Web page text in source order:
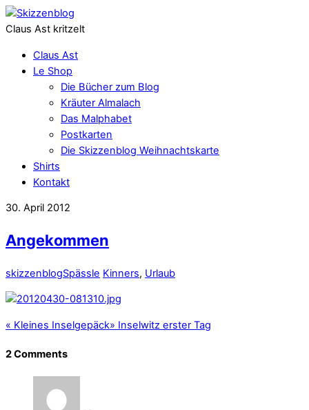
Claus Ast kritzelt
Claus Ast
Le Shop
Die Bücher zum Blog
Kräuter Almalach
Das Malphabet
Postkarten
Die Skizzenblog Weihnachtskarte
Shirts
Kontakt
30. April 2012
Angekommen
skizzenblogSpässle Kinners, Urlaub
« Kleines Inselgepäck» Inselwitz erster Tag
2 Comments